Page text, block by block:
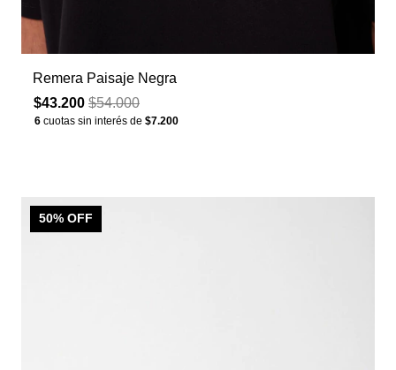
Remera Paisaje Negra
$43.200 $54.000
6 cuotas sin interés de $7.200
50% OFF